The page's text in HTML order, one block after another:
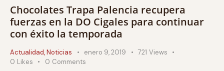
Chocolates Trapa Palencia recupera
fuerzas en la DO Cigales para continuar
con éxito la temporada
Actualidad,Noticias enero 9, 2019 721 Views
0 Likes 0 Comments